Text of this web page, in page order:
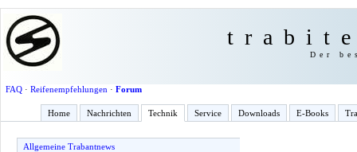
Der
FAQ· Reifenempfehlungen · Forum
Home Nachrichten Technik Service Downloads E-Books
Allgemeine Trabantnews